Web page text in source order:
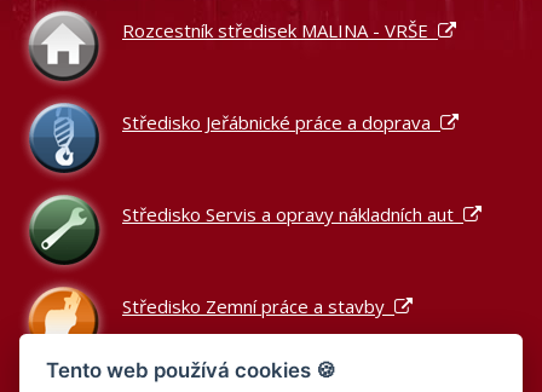
Rozcestník středisek MALINA - VRŠE
Středisko Jeřábnické práce a doprava
Středisko Servis a opravy nákladních aut
Středisko Zemní práce a stavby
Tento web používá cookies 🍪